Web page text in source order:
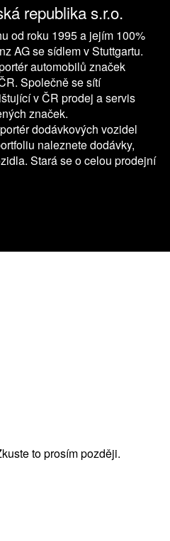
republika s.r.o.
od roku 1995 a jejím 100%
AG se sídlem v Stuttgartu.
automobilů značek
Společně se sítí
v ČR prodej a servis
značek.
dodávkových vozidel
naleznete dodávky,
Stará se o celou prodejní
to prosím později.